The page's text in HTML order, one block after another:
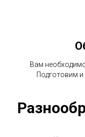
Вам
Подготовим